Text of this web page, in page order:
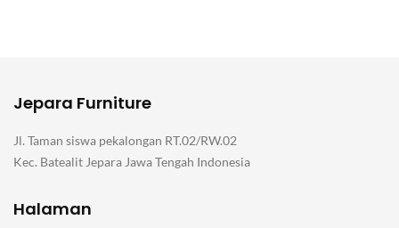
Jepara Furniture
Jl. Taman siswa pekalongan RT.02/RW.02
Kec. Batealit Jepara Jawa Tengah Indonesia
Halaman